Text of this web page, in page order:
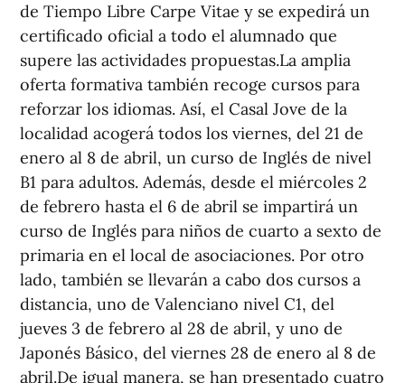
de Tiempo Libre Carpe Vitae y se expedirá un
certificado oficial a todo el alumnado que
supere las actividades propuestas.La amplia
oferta formativa también recoge cursos para
reforzar los idiomas. Así, el Casal Jove de la
localidad acogerá todos los viernes, del 21 de
enero al 8 de abril, un curso de Inglés de nivel
B1 para adultos. Además, desde el miércoles 2
de febrero hasta el 6 de abril se impartirá un
curso de Inglés para niños de cuarto a sexto de
primaria en el local de asociaciones. Por otro
lado, también se llevarán a cabo dos cursos a
distancia, uno de Valenciano nivel C1, del
jueves 3 de febrero al 28 de abril, y uno de
Japonés Básico, del viernes 28 de enero al 8 de
abril.De igual manera, se han presentado cuatro